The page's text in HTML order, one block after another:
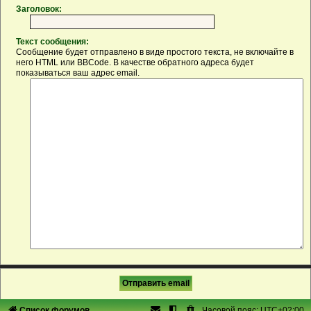
Заголовок:
Текст сообщения:
Сообщение будет отправлено в виде простого текста, не включайте в
него HTML или BBCode. В качестве обратного адреса будет
показываться ваш адрес email.